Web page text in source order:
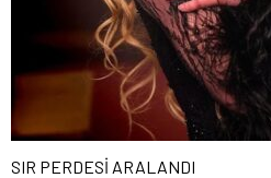
SIR PERDESİ ARALANDI